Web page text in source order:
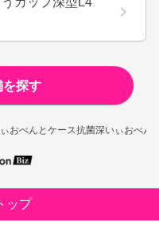
おべんとケース抗菌深いぃおべ
を探す
ップ